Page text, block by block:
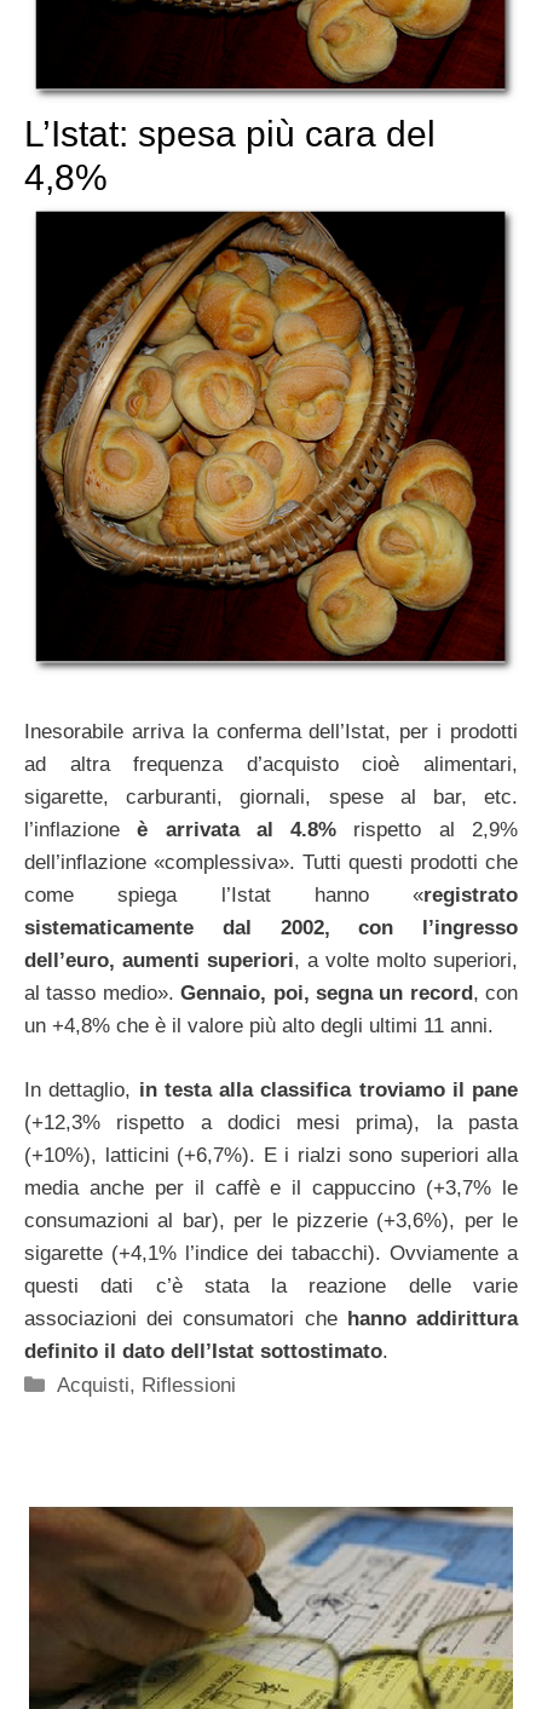
L’Istat: spesa più cara del
4,8%
Inesorabile arriva la conferma dell’Istat, per i prodotti
ad altra frequenza d’acquisto cioè alimentari,
sigarette, carburanti, giornali, spese al bar, etc.
l’inflazioneè arrivata al 4.8% rispetto al 2,9%
dell’inflazione «complessiva». Tutti questi prodotti che
come spiega l’Istat hanno «registrato
sistematicamente dal 2002, con l’ingresso
dell’euro, aumenti superiori, a volte molto superiori,
al tasso medio».Gennaio, poi, segna un record , con
un +4,8% che è il valore più alto degli ultimi 11 anni.
In dettaglio, in testa alla classifica troviamo il pane
(+12,3% rispetto a dodici mesi prima), la pasta
(+10%), latticini (+6,7%). E i rialzi sono superiori alla
media anche per il caffè e il cappuccino (+3,7% le
consumazioni al bar), per le pizzerie (+3,6%), per le
sigarette (+4,1% l’indice dei tabacchi). Ovviamente a
questi dati c’è stata la reazione delle varie
associazioni dei consumatori che hanno addirittura
definito il dato dell’Istat sottostimato.
Categorie
Acquisti, Riflessioni